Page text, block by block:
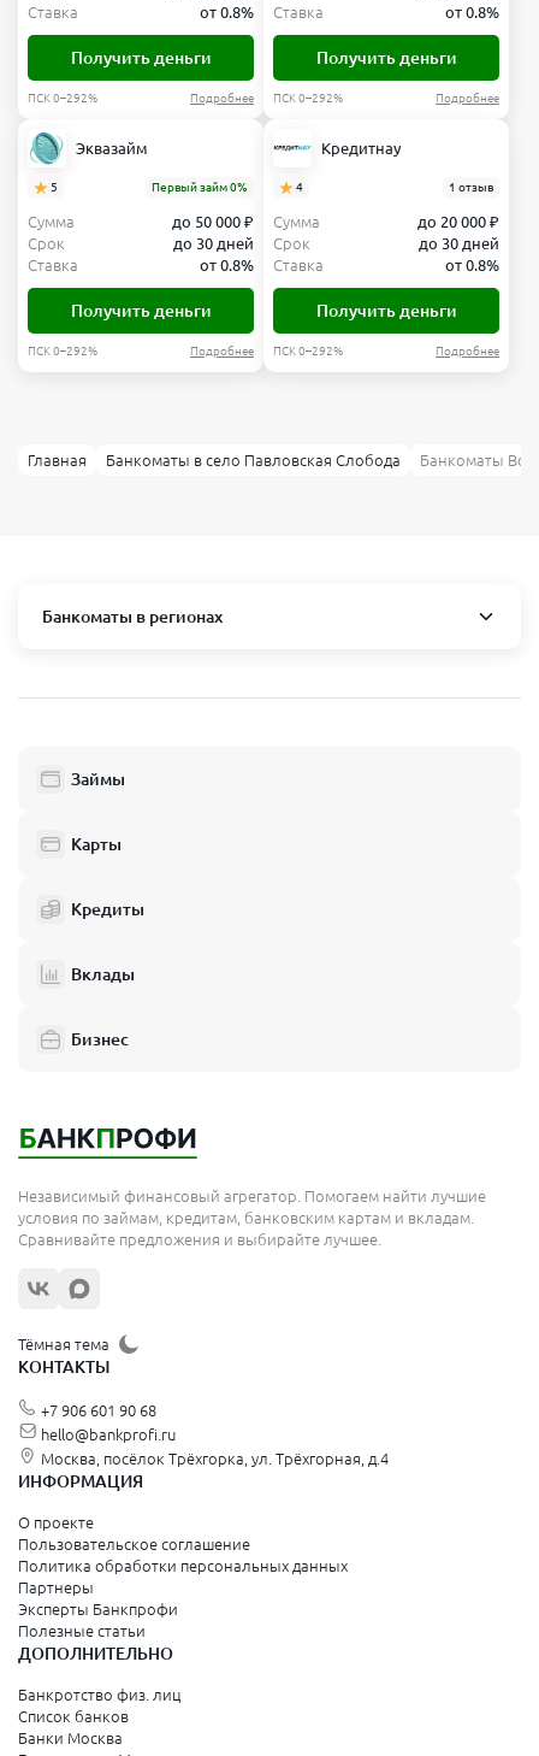
Ставка
от 0.8%
Получить деньги
ПСК 0–292% Подробнее
Ставка
от 0.8%
Получить деньги
ПСК 0–292% Подробнее
Эквазайм
5 Первый займ 0%
Сумма
до 50 000 ₽
Срок
до 30 дней
Ставка
от 0.8%
Получить деньги
ПСК 0–292% Подробнее
Кредитнау
4 1 отзыв
Сумма
до 20 000 ₽
Срок
до 30 дней
Ставка
от 0.8%
Получить деньги
ПСК 0–292% Подробнее
Главная Банкоматы в село Павловская Слобода Банкоматы
Банкоматы в регионах
Балашиха
Одинцово
Электросталь
Реутов
Подольск
Королёв
Сергиев Посад
Орехово-Зуево
Щёлково
Видное
Зеленоград
Санкт-Петербург и Ленинградская область
Колпино
Санкт-Петербург
Краснодарский край
Займы
Карты
Кредиты
Вклады
Бизнес
Независимый финансовый агрегатор. Помогаем найти лучшие
условия по займам, кредитам, банковским картам и вкладам.
Сравнивайте предложения и выбирайте лучшее.
Тёмная тема
КОНТАКТЫ
+7 906 601 90 68
hello@bankprofi.ru
Москва, посёлок Трёхгорка, ул. Трёхгорная, д.4
ИНФОРМАЦИЯ
О проекте
Пользовательское соглашение
Политика обработки персональных данных
Партнеры
Эксперты Банкпрофи
Полезные статьи
ДОПОЛНИТЕЛЬНО
Банкротство физ. лиц
Список банков
Банки Москва